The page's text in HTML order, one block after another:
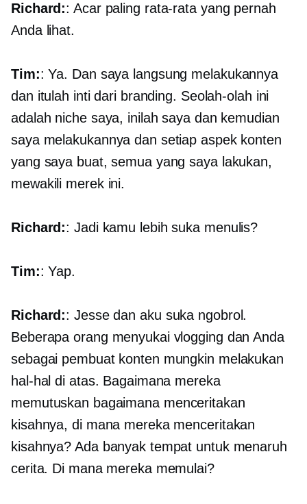
Richard:: Acar paling rata-rata yang pernah
Anda lihat.
Tim:: Ya. Dan saya langsung melakukannya
dan itulah inti dari branding. Seolah-olah ini
adalah niche saya, inilah saya dan kemudian
saya melakukannya dan setiap aspek konten
yang saya buat, semua yang saya lakukan,
mewakili merek ini.
Richard:: Jadi kamu lebih suka menulis?
Tim:: Yap.
Richard:: Jesse dan aku suka ngobrol.
Beberapa orang menyukai vlogging dan Anda
sebagai pembuat konten mungkin melakukan
hal-hal di atas. Bagaimana mereka
memutuskan bagaimana menceritakan
kisahnya, di mana mereka menceritakan
kisahnya? Ada banyak tempat untuk menaruh
cerita. Di mana mereka memulai?